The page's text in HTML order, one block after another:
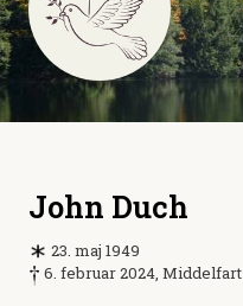
John Duch
23. maj 1949
6. februar 2024, Middelfart